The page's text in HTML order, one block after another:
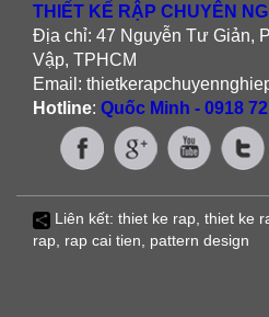
THIẾT KẾ RẬP CHUYÊN
Địa chỉ: 47 Nguyễn Tư Giản,
Vập, TPHCM
Email:
Hotline: Quốc Minh - 0918
Liên kết: thiet ke rap, thiet ke
rap, rap cai tien, pattern design